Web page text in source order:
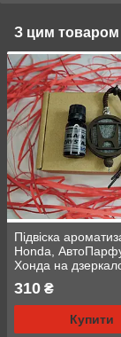
З цим
Підвіска
Honda,
Хонда на
310 ₴
Купити